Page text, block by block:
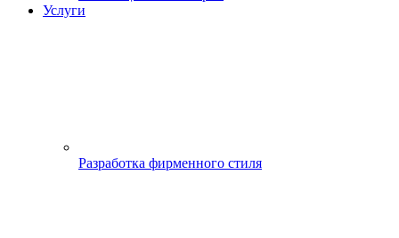
Услуги
Разработка фирменного стиля